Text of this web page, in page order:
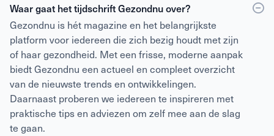
Waar gaat het tijdschrift Gezondnu over?
Gezondnu is hét magazine en het belangrijkste
platform voor iedereen die zich bezig houdt met zijn
of haar gezondheid. Met een frisse, moderne aanpak
biedt Gezondnu een actueel en compleet overzicht
van de nieuwste trends en ontwikkelingen.
Daarnaast proberen we iedereen te inspireren met
praktische tips en adviezen om zelf mee aan de slag
te gaan.